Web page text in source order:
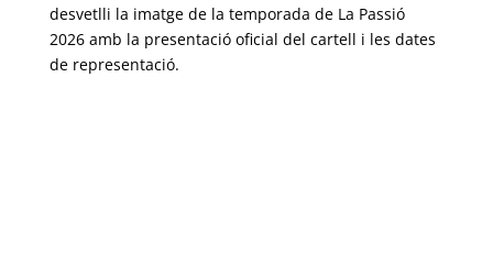
desvetlli la imatge de la temporada de La Passió
2026 amb la presentació oficial del cartell i les dates
de representació.